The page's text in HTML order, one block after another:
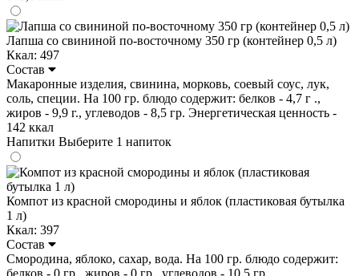
Лапша со свининой по-восточному 350 гр (контейнер 0,5 л)
Ккал: 497
Состав
Макаронные изделия, свинина, морковь, соевый соус, лук,
соль, специи. На 100 гр. блюдо содержит: белков - 4,7 г .,
жиров - 9,9 г., углеводов - 8,5 гр. Энергетическая ценность -
142 ккал
Напитки Выберите 1 напиток
Компот из красной смородины и яблок (пластиковая бутылка
1 л)
Ккал: 397
Состав
Смородина, яблоко, сахар, вода. На 100 гр. блюдо содержит:
белков - 0 гр., жиров - 0 гр., углеводов - 10,5 гр.